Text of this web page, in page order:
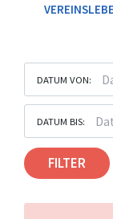
DATUM VON:
DATUM BIS:
FILTER